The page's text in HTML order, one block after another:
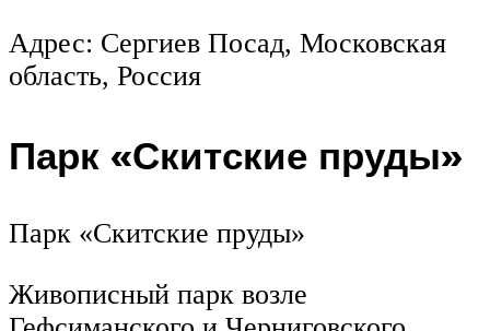
Адрес: Сергиев Посад, Московская
область, Россия
Парк «Скитские пруды»
Парк «Скитские пруды»
Живописный парк возле